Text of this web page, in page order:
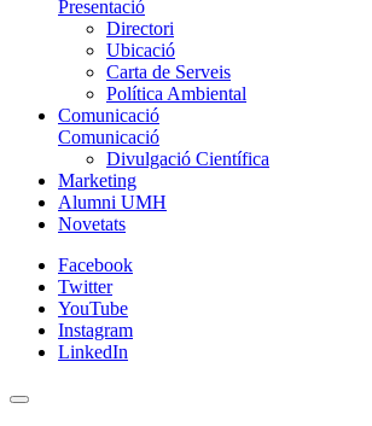
Presentació
Directori
Ubicació
Carta de Serveis
Política Ambiental
Comunicació
Comunicació
Divulgació Científica
Marketing
Alumni UMH
Novetats
Facebook
Twitter
YouTube
Instagram
LinkedIn